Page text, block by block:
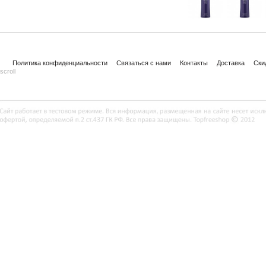
Политика конфиденциальности Связаться с нами Контакты Доставка
scroll